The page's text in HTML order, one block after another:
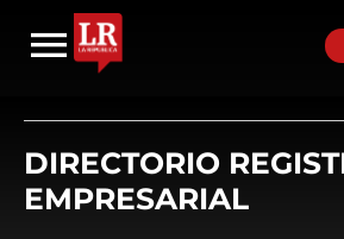
DIRECTORIO
EMPRESARIAL